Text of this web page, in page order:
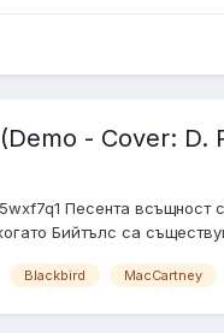
- Cover: D.
Песента
Бийтълс са
Blackbird MacCartney